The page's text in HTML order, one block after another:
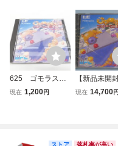
625 ゴモラスピ
ード ユーピー
現在 1,200円
【新品未開
EC PCエン
現在 14,700円
ストア 落札率が高い